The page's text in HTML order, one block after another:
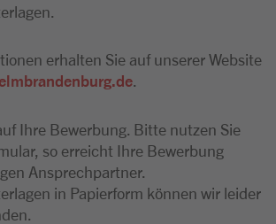
erhalten Sie auf unserer Website
Ihre Bewerbung. Bitte nutzen Sie
so erreicht Ihre Bewerbung
Ansprechpartner.
in Papierform können wir leider